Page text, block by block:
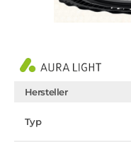
Hersteller
Typ